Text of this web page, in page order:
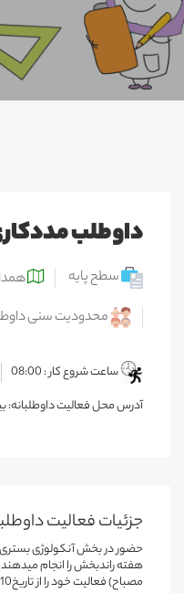
داوطلب مددکاری
سطح پایه
محدودیت سنی داوطلب :
ساعت شروع کار : 08:00
آدرس محل فعالیت داوطلبانه:
جزئیات فعالیت‌
حضور در بخش آنکولوژی بستری
هفته راندبخش را انجام
مصباح)فعالیت خود را از تاریخ10 دی آغاز کرده است. لذا جمع ساعات فعالیت ایشان از آن تاریخ محاسبه شد